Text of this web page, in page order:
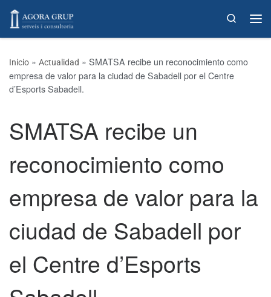
Skip to content Search
Inicio » Actualidad » SMATSA recibe un reconocimiento como
empresa de valor para la ciudad de Sabadell por el Centre
d’Esports Sabadell.
SMATSA recibe un
reconocimiento como
empresa de valor para la
ciudad de Sabadell por
el Centre d’Esports